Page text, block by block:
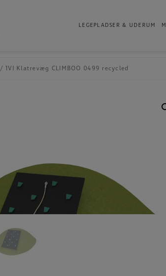
LEGEPLADSER & UDERUM
/ 1VI Klatrevæg CLIMBOO 0499 recycled